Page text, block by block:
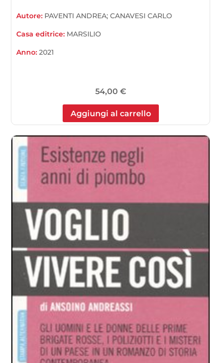
Autore: PAVENTI ANDREA; CANAVESI CARLO
Casa editrice: MARSILIO
Anno:2021
54,00 €
Aggiungi al carrello